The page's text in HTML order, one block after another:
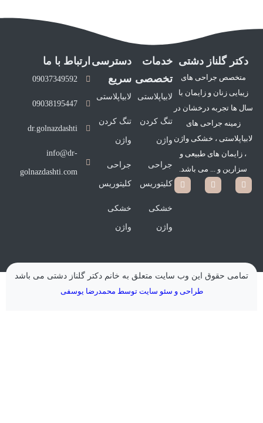
دکتر گلناز دشتی
متخصص جراحی های
زیبایی زنان و زایمان با
سال ها تجربه درخشان در
زمینه جراحی های
لابیاپلاستی ، خشکی واژن
، زایمان های طبیعی و
سزارین و ... می باشد.
خدمات
تخصصی
لابیاپلاستی
تنگ کردن
واژن
جراحی
کلیتوریس
خشکی
واژن
دسترسی
سریع
لابیاپلاستی
تنگ کردن
واژن
جراحی
کلیتوریس
خشکی
واژن
ارتباط با ما
09037349592
09038195447
dr.golnazdashti
info@dr-
golnazdashti.com
تمامی حقوق این وب سایت متعلق به خانم دکتر گلناز دشتی می باشد
طراحی و سئو سایت توسط محمدرضا یوسفی